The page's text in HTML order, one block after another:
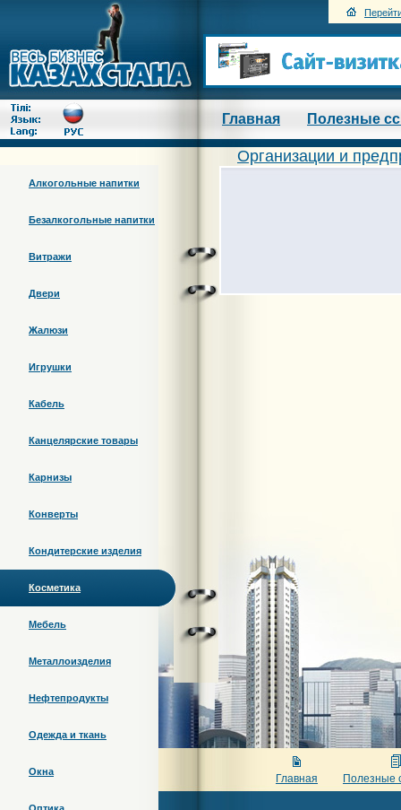
Главная Полезные
Алкогольные напитки
Безалкогольные напитки
Витражи
Двери
Жалюзи
Игрушки
Кабель
Канцелярские товары
Карнизы
Конверты
Кондитерские изделия
Косметика
Мебель
Металлоизделия
Нефтепродукты
Одежда и ткань
Окна
Организации и
Главная Полезные